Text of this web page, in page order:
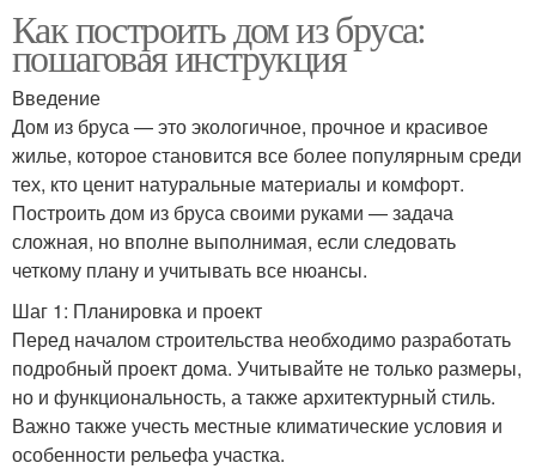
Как построить дом из бруса:
пошаговая инструкция
Введение
Дом из бруса — это экологичное, прочное и красивое
жилье, которое становится все более популярным среди
тех, кто ценит натуральные материалы и комфорт.
Построить дом из бруса своими руками — задача
сложная, но вполне выполнимая, если следовать
четкому плану и учитывать все нюансы.
Шаг 1: Планировка и проект
Перед началом строительства необходимо разработать
подробный проект дома. Учитывайте не только размеры,
но и функциональность, а также архитектурный стиль.
Важно также учесть местные климатические условия и
особенности рельефа участка.